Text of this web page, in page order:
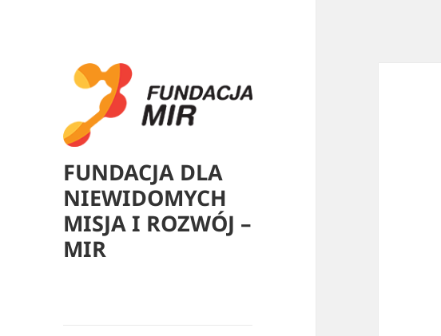
FUNDACJA DLA
NIEWIDOMYCH
MISJA I ROZWÓJ –
MIR